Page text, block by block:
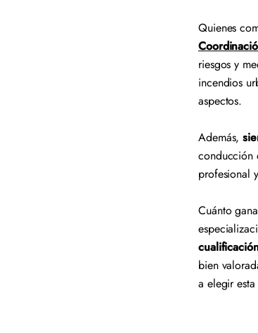
Quienes
riesgos y
incendios
aspectos.
Además,
conducción
profesional
Cuánto
bien
a elegir